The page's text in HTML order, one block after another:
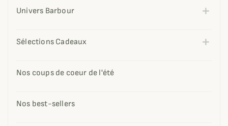
Univers Barbour
Sélections Cadeaux
Nos coups de coeur de l'été
Nos best-sellers